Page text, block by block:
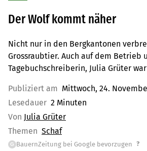
Der Wolf kommt näher
Nicht nur in den Bergkantonen
Grossraubtier. Auch auf dem Betrieb
Tagebuchschreiberin, Julia Grüter
Publiziert am Mittwoch, 24.
Lesedauer 2 Minuten
Von Julia Grüter
Themen Schaf
G BauernZeitung bei Google bevorzugen ?